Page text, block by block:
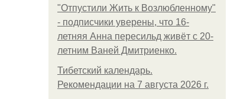
"Отпустили Жить к Возлюбленному"
- подписчики уверены, что 16-
летняя Анна пересильд живёт с 20-
летним Ваней Дмитриенко.
Тибетский календарь.
Рекомендации на 7 августа 2026 г.